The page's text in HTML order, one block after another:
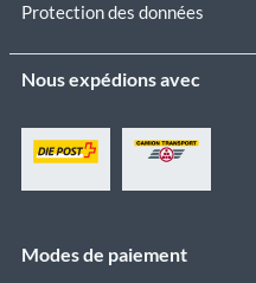
Protection des données
Nous expédions avec
Modes de paiement